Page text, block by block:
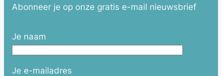
Abonneer je op onze gratis e-mail nieuwsbrief
Je naam
Je e-mailadres